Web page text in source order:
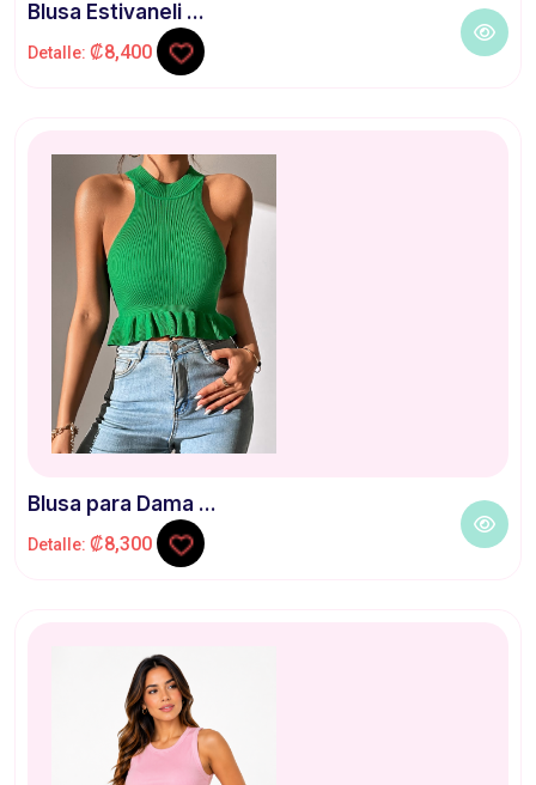
Blusa Estivaneli ...
Detalle: ₡8,400
Blusa para Dama ...
Detalle: ₡8,300